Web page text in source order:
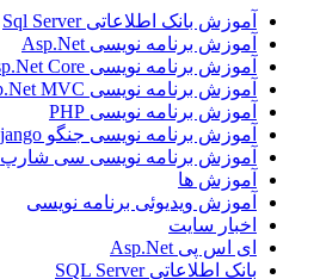
آموزش بانک اطلاعاتی Sql Server
آموزش برنامه نویسی Asp.Net
آموزش برنامه نویسی Asp.Net Core
آموزش برنامه نویسی Asp.Net MVC
آموزش برنامه نویسی PHP
آموزش برنامه نویسی جنگو Django
آموزش برنامه نویسی سی شارپ
آموزش ها
آموزش ویدیوئی برنامه نویسی
اخبار سایت
ای اس پی Asp.Net
بانک اطلاعاتی SQL Server